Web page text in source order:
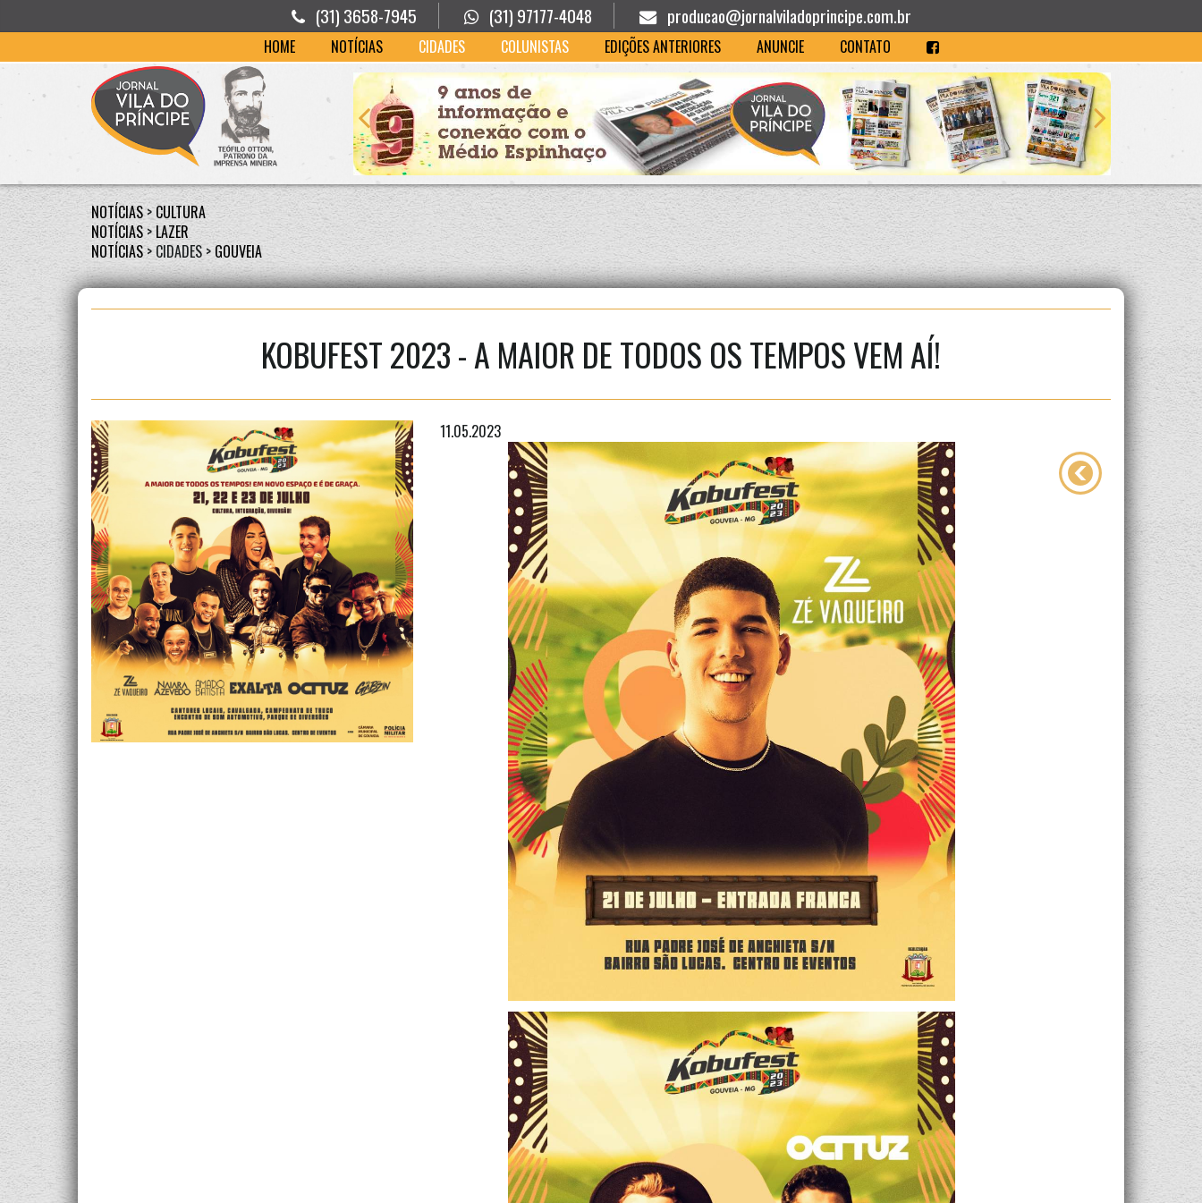
(31) 3658-7945 (31) 97177-4048 producao@jornalviladoprincipe.com.br
HOME NOTÍCIAS CIDADES COLUNISTAS EDIÇÕES ANTERIORES ANUNCIE CONTATO
NOTÍCIAS>CULTURA
NOTÍCIAS>LAZER
NOTÍCIAS> CIDADES > GOUVEIA
KOBUFEST 2023 - A MAIOR DE TODOS OS TEMPOS VEM AÍ!
11.05.2023